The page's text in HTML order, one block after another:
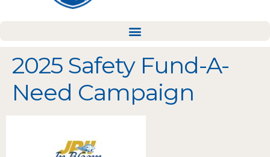
2025 Safety Fund-A-
Need Campaign